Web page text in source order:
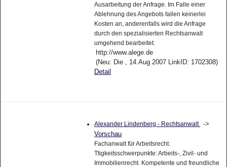
Ausarbeitung der Anfrage. Im Falle einer
Ablehnung des Angebots fallen keinerlei
Kosten an, anderenfalls wird die Anfrage
durch den spezialisierten Rechtsanwalt
umgehend bearbeitet.
http://www.alege.de
(Neu: Die , 14.Aug 2007 LinkID: 1702308)
Detail
Alexander Lindenberg - Rechtsanwalt ->
Vorschau
Fachanwalt für Arbeitsrecht.
Ttigkeitsschwerpunkte: Arbeits-, Zivil- und
Immobilienrecht. Kompetente und freundliche